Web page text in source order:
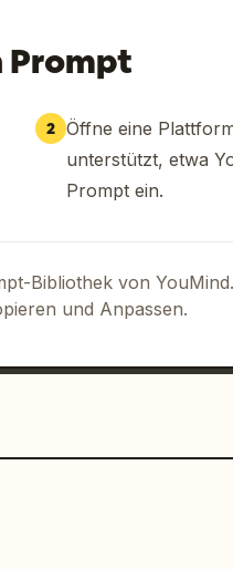
Prompt
2 Öffne eine
unterstützt, etwa
Prompt ein.
Bibliothek von
und Anpassen.